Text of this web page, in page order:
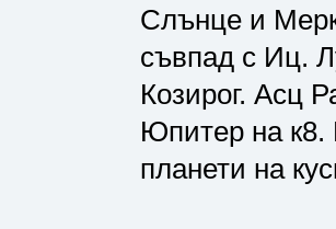
Слънце и
съвпад с Иц.
Козирог. Асц
Юпитер на к8.
планети на